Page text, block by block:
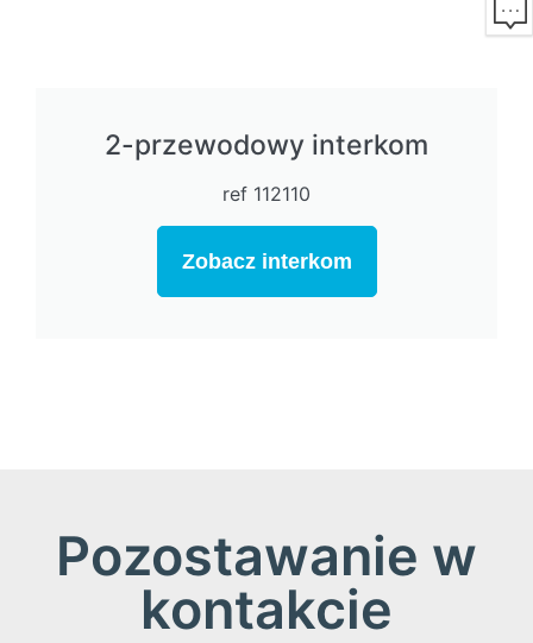
2-przewodowy interkom
ref 112110
Zobacz interkom
Pozostawanie w
kontakcie